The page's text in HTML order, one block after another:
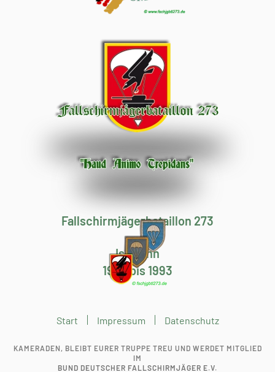
Fallschirmjägerbataillon 273
Iserlohn
1982 bis 1993
Start Impressum Datenschutz
KAMERADEN, BLEIBT EURER TRUPPE TREU UND WERDET MITGLIED
IM
BUND DEUTSCHER FALLSCHIRMJÄGER E.V.